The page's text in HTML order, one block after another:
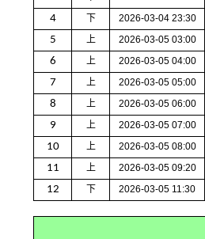
4 下 2026-03-04 23:30
5 上 2026-03-05 03:00
6 上 2026-03-05 04:00
7 上 2026-03-05 05:00
8 上 2026-03-05 06:00
9 上 2026-03-05 07:00
10 上 2026-03-05 08:00
11 上 2026-03-05 09:20
12 下 2026-03-05 11:30